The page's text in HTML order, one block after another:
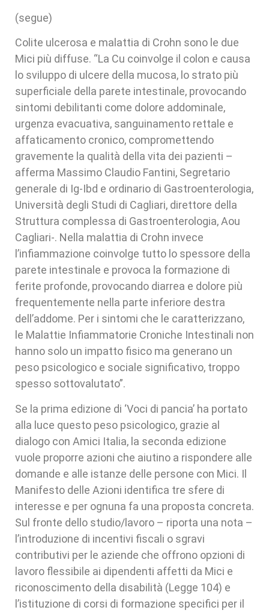
(segue)
Colite ulcerosa e malattia di Crohn sono le due
Mici più diffuse. “La Cu coinvolge il colon e causa
lo sviluppo di ulcere della mucosa, lo strato più
superficiale della parete intestinale, provocando
sintomi debilitanti come dolore addominale,
urgenza evacuativa, sanguinamento rettale e
affaticamento cronico, compromettendo
gravemente la qualità della vita dei pazienti –
afferma Massimo Claudio Fantini, Segretario
generale di Ig-Ibd e ordinario di Gastroenterologia,
Università degli Studi di Cagliari, direttore della
Struttura complessa di Gastroenterologia, Aou
Cagliari-. Nella malattia di Crohn invece
l’infiammazione coinvolge tutto lo spessore della
parete intestinale e provoca la formazione di
ferite profonde, provocando diarrea e dolore più
frequentemente nella parte inferiore destra
dell’addome. Per i sintomi che le caratterizzano,
le Malattie Infiammatorie Croniche Intestinali non
hanno solo un impatto fisico ma generano un
peso psicologico e sociale significativo, troppo
spesso sottovalutato”.
Se la prima edizione di ‘Voci di pancia’ ha portato
alla luce questo peso psicologico, grazie al
dialogo con Amici Italia, la seconda edizione
vuole proporre azioni che aiutino a rispondere alle
domande e alle istanze delle persone con Mici. Il
Manifesto delle Azioni identifica tre sfere di
interesse e per ognuna fa una proposta concreta.
Sul fronte dello studio/lavoro – riporta una nota –
l’introduzione di incentivi fiscali o sgravi
contributivi per le aziende che offrono opzioni di
lavoro flessibile ai dipendenti affetti da Mici e
riconoscimento della disabilità (Legge 104) e
l’istituzione di corsi di formazione specifici per il